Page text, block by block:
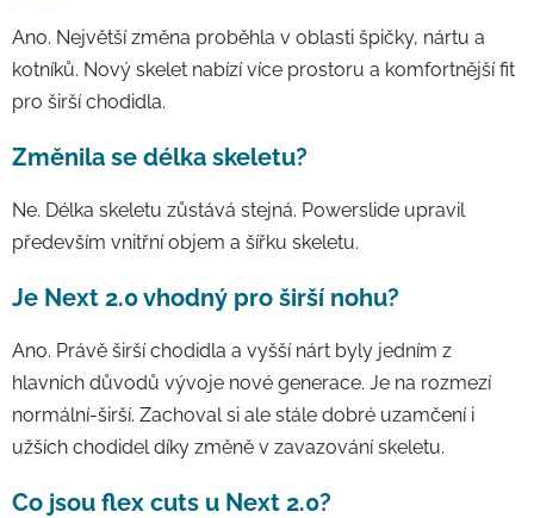
Ano. Největší změna proběhla v oblasti špičky, nártu a
kotníků. Nový skelet nabízí více prostoru a komfortnější fit
pro širší chodidla.
Změnila se délka skeletu?
Ne. Délka skeletu zůstává stejná. Powerslide upravil
především vnitřní objem a šířku skeletu.
Je Next 2.0 vhodný pro širší nohu?
Ano. Právě širší chodidla a vyšší nárt byly jedním z
hlavních důvodů vývoje nové generace. Je na rozmezí
normální-širší. Zachoval si ale stále dobré uzamčení i
užších chodidel díky změně v zavazování skeletu.
Co jsou flex cuts u Next 2.0?